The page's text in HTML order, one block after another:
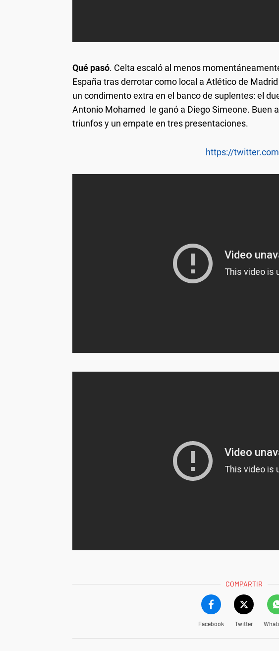
Qué pasó. Celta escaló al menos
España tras derrotar como local a Atlético de
un condimento extra en el banco de suplentes: el
Antonio Mohamed le ganó a Diego Simeone. Buen
triunfos y un empate en tres presentaciones.
https://
COMPARTIR
Facebook Twitter